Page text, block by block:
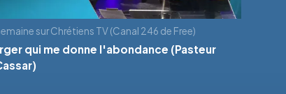
sur Chrétiens TV (Canal 246 de Free)
qui me donne l'abondance (Pasteur